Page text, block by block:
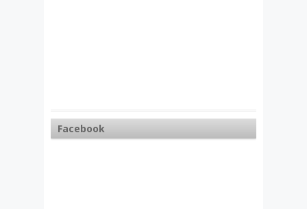
Facebook